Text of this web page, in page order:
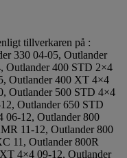
tillverkaren på :
330 04-05, Outlander
Outlander 400 STD 2×4
Outlander 400 XT 4×4
Outlander 500 STD 4×4
Outlander 650 STD
06-12, Outlander 800
11-12, Outlander 800
11, Outlander 800R
4×4 09-12, Outlander